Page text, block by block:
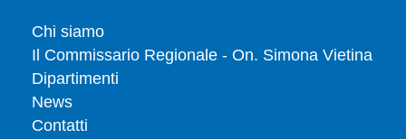
Chi siamo
Il Commissario Regionale - On. Simona Vietina
Dipartimenti
News
Contatti